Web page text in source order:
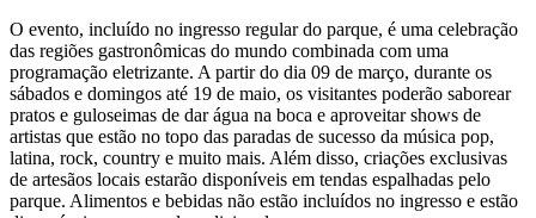
O evento, incluído no ingresso regular do parque, é uma celebração
das regiões gastronômicas do mundo combinada com uma
programação eletrizante. A partir do dia 09 de março, durante os
sábados e domingos até 19 de maio, os visitantes poderão saborear
pratos e guloseimas de dar água na boca e aproveitar shows de
artistas que estão no topo das paradas de sucesso da música pop,
latina, rock, country e muito mais. Além disso, criações exclusivas
de artesãos locais estarão disponíveis em tendas espalhadas pelo
parque. Alimentos e bebidas não estão incluídos no ingresso e estão